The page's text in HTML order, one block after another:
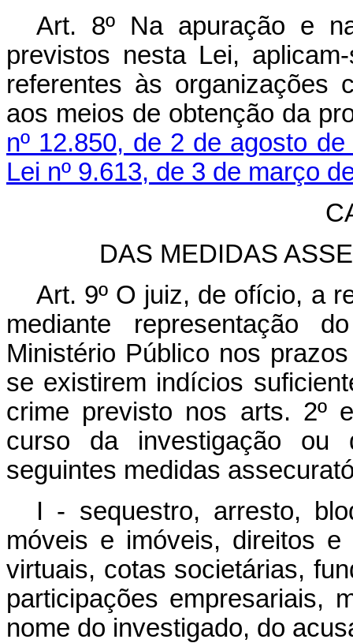
Art. 8º Na apuração e
previstos nesta Lei,
referentes às organizações
aos meios de obtenção da
nº 12.850, de 2 de agosto de
Lei nº 9.613, de 3 de março
DAS MEDIDAS
Art. 9º O juiz, de ofício, a
mediante representação
Ministério Público nos
se existirem indícios
crime previsto nos arts. 2º
curso da investigação
seguintes medidas
I - sequestro, arresto,
móveis e imóveis, direitos
virtuais, cotas societárias,
participações empresariais,
nome do investigado, do